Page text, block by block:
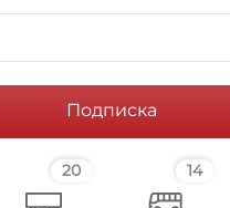
Подписка
20 14